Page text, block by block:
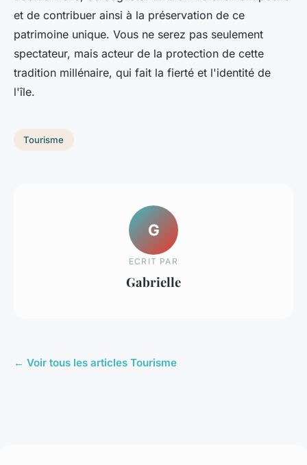
et de contribuer ainsi à la préservation de ce
patrimoine unique. Vous ne serez pas seulement
spectateur, mais acteur de la protection de cette
tradition millénaire, qui fait la fierté et l'identité de
l'île.
Tourisme
G
ECRIT PAR
Gabrielle
← Voir tous les articles Tourisme